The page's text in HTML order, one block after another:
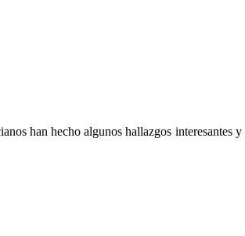
han hecho algunos hallazgos interesantes